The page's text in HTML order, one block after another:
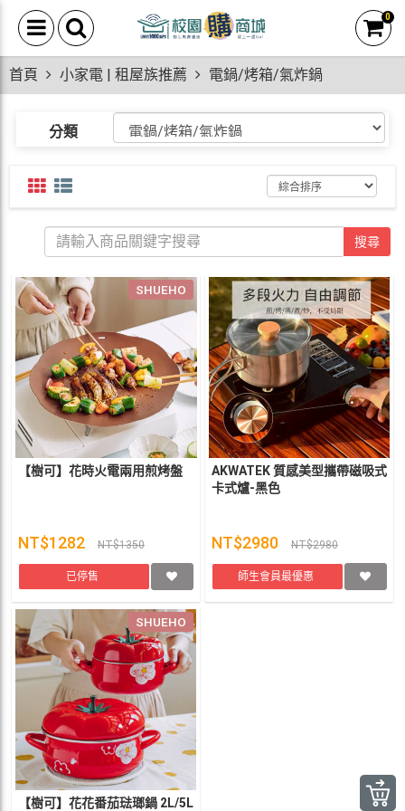
0
首頁 小家電 | 租屋族推薦 電鍋/烤箱/氣炸鍋
分類
搜尋
SHUEHO
【樹可】花時火電兩用煎烤盤
NT$1282 NT$1350
已停售
AKWATEK 質感美型攜帶磁吸式
卡式爐-黑色
NT$2980 NT$2980
師生會員最優惠
SHUEHO
【樹可】花花番茄琺瑯鍋 2L/5L